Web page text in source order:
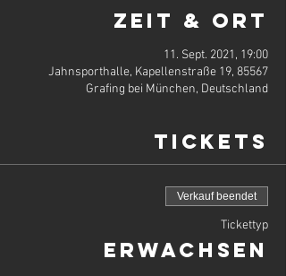
Zeit & Ort
11. Sept. 2021, 19:00
Jahnsporthalle, Kapellenstraße 19, 85567
Grafing bei München, Deutschland
Tickets
Verkauf beendet
Tickettyp
Erwachsen